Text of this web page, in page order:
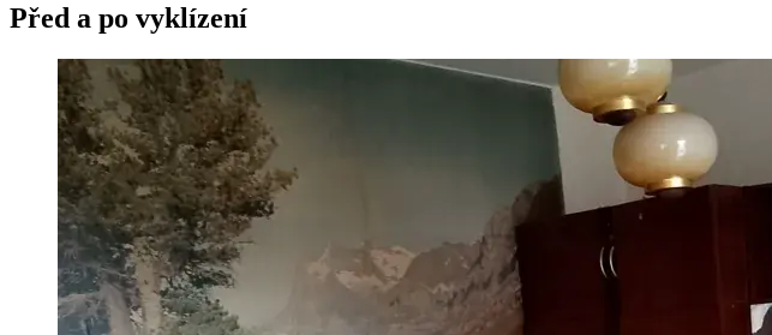
Před a po vyklízení